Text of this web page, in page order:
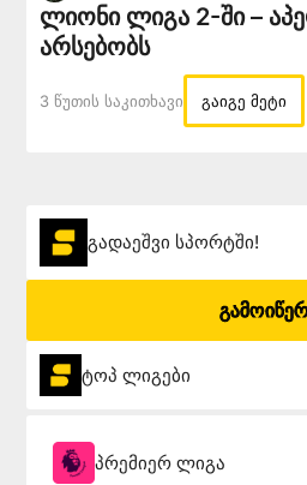
ლიონი ლიგა 2-ში –
არსებობს
3 Წუთის Საკითხავი გაიგე მეტი
გადაეშვი სპორტში!
ტოპ ლიგები
პრემიერ ლიგა